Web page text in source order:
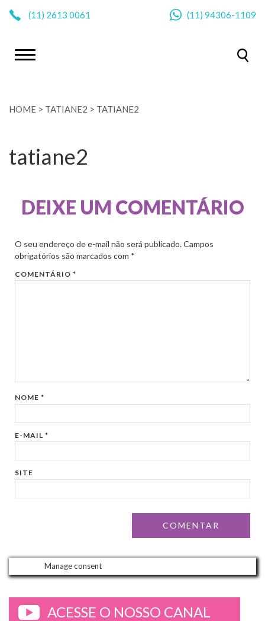
(11) 2613 0061 (11) 94306-1109
HOME > TATIANE2 > TATIANE2
tatiane2
DEIXE UM COMENTÁRIO
O seu endereço de e-mail não será publicado. Campos
obrigatórios são marcados com *
COMENTÁRIO*
NOME*
E-MAIL*
SITE
Manage consent
ACESSE O NOSSO CANAL